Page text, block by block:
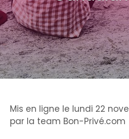
Mis en ligne le lundi 22
par la team Bon-Privé.com